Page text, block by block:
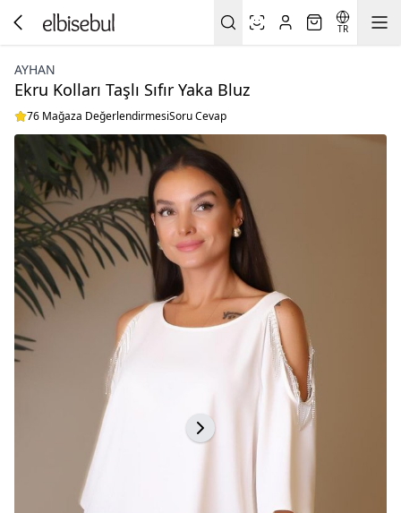
TR
AYHAN
Ekru Kolları Taşlı Sıfır Yaka Bluz
76 Mağaza DeğerlendirmesiSoru Cevap